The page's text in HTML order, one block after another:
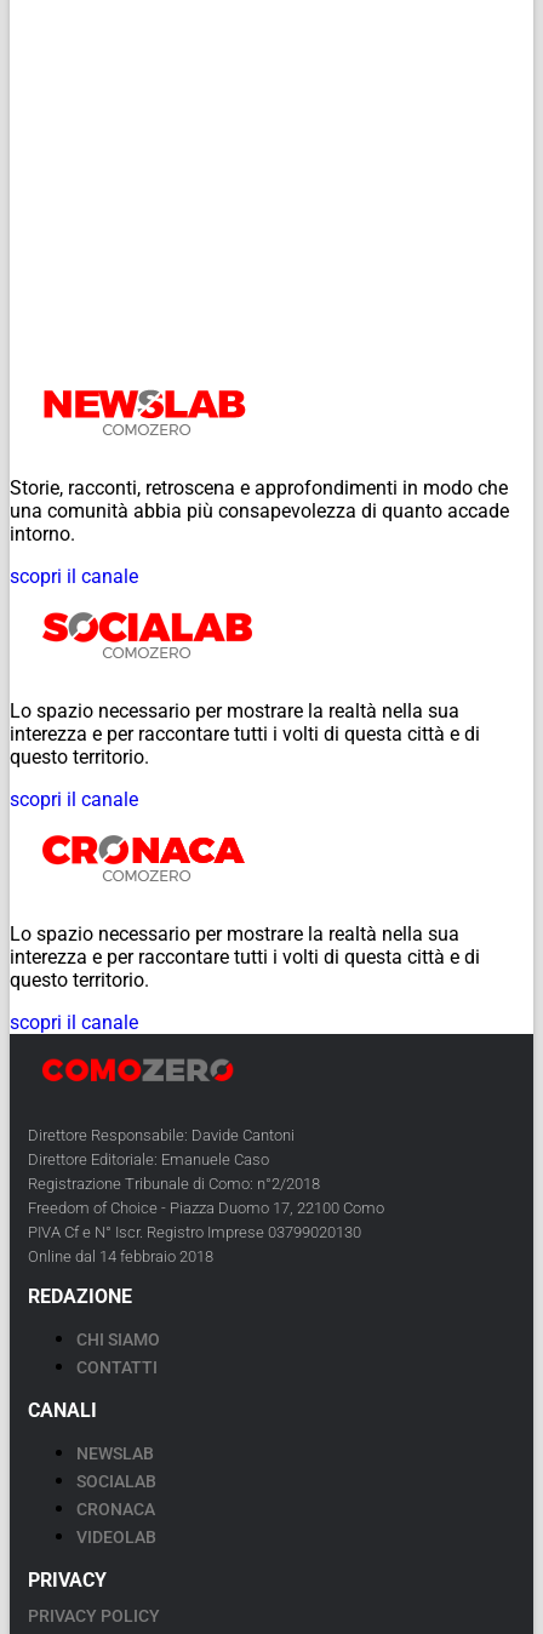
Storie, racconti, retroscena e approfondimenti in modo che
una comunità abbia più consapevolezza di quanto accade
intorno.
scopri il canale
Lo spazio necessario per mostrare la realtà nella sua
interezza e per raccontare tutti i volti di questa città e di
questo territorio.
scopri il canale
Lo spazio necessario per mostrare la realtà nella sua
interezza e per raccontare tutti i volti di questa città e di
questo territorio.
scopri il canale
Direttore Responsabile: Davide Cantoni
Direttore Editoriale: Emanuele Caso
Registrazione Tribunale di Como: n°2/2018
Freedom of Choice - Piazza Duomo 17, 22100 Como
PIVA Cf e N° Iscr. Registro Imprese 03799020130
Online dal 14 febbraio 2018
REDAZIONE
CHI SIAMO
CONTATTI
CANALI
NEWSLAB
SOCIALAB
CRONACA
VIDEOLAB
PRIVACY
PRIVACY POLICY